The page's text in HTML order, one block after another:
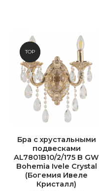
NEW
TOP
Бра с хрустальными
подвесками
AL7801B10/2/175 B GW
Bohemia Ivele Crystal
(Богемия Ивеле
Кристалл)